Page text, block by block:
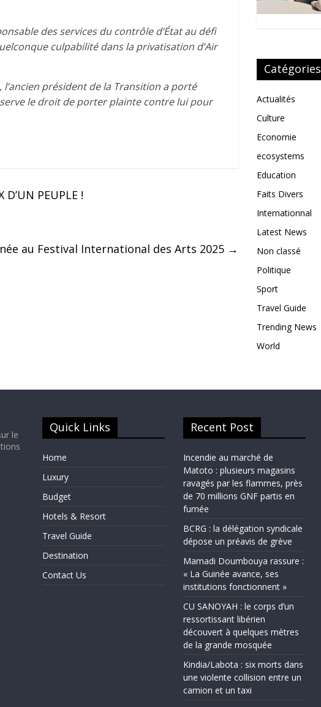
des services du contrôle d’État au défi
culpabilité dans la privatisation d’Air
président de la Transition a porté
le droit de porter plainte contre lui pour
PEUPLE !
au Festival International des Arts 2025 →
Catégories
Actualités
Culture
Economie
ecosystems
Education
Faits Divers
Internationnal
Latest News
Non classé
Politique
Sport
Travel Guide
Trending News
World
le
Quick Links
Home
Luxury
Budget
Hotels & Resort
Travel Guide
Destination
Contact Us
Recent Post
Incendie au marché de
Matoto : plusieurs magasins
ravagés par les flammes, près
de 70 millions GNF partis en
fumée
BCRG : la délégation syndicale
dépose un préavis de grève
Mamadi Doumbouya rassure :
« La Guinée avance, ses
institutions fonctionnent »
CU SANOYAH : le corps d’un
ressortissant libérien
découvert à quelques mètres
de la grande mosquée
Kindia/Labota : six morts dans
une violente collision entre un
camion et un taxi